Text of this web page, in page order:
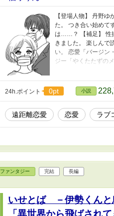
【登場人物】 丹野
た。 つき合い始めて
は……？ 【補足】 性
きました。 楽しんで
い。 恋愛「バージン
ジー「やくたたずの
作家のひとりごと」
ンタジー「チャム・
24h.ポイント
0pt 小説
遠距離恋愛 恋愛 ラブ
ファンタジー 完結 長編
いせとば －伊勢くん
「異世界から飛ばされ